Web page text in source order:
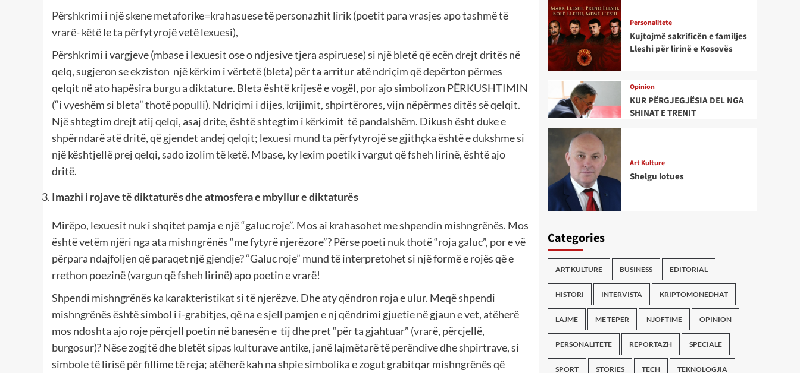
Përshkrimi i një skene metaforike=krahasuese të personazhit lirik (poetit para vrasjes apo tashmë të
vrarë- këtë le ta përfytyrojë vetë lexuesi),
Përshkrimi i vargjeve (mbase i lexuesit ose o ndjesive tjera aspiruese) si një bletë që ecën drejt dritës në
qelq, sugjeron se ekziston një kërkim i vërtetë (bleta) për ta arritur atë ndriçim që depërton përmes
qelqit në ato hapësira burgu a diktature. Bleta është krijesë e vogël, por ajo simbolizon PËRKUSHTIMIN
(“i vyeshëm si bleta” thotë populli). Ndriçimi i dijes, krijimit, shpirtërores, vijn nëpërmes ditës së qelqit.
Një shtegtim drejt atij qelqi, asaj drite, është shtegtim i kërkimit të pandalshëm. Dikush ësht duke e
shpërndarë atë dritë, që gjendet andej qelqit; lexuesi mund ta përfytyrojë se gjithçka është e dukshme si
një kështjellë prej qelqi, sado izolim të ketë. Mbase, ky lexim poetik i vargut që fsheh lirinë, është ajo
dritë.
Imazhi i rojave të diktaturës dhe atmosfera e mbyllur e diktaturës
Mirëpo, lexuesit nuk i shqitet pamja e një “galuc roje”. Mos ai krahasohet me shpendin mishngrënës. Mos
është vetëm njëri nga ata mishngrënës “me fytyrë njerëzore”? Përse poeti nuk thotë “roja galuc”, por e vë
përpara ndajfoljen që paraqet një gjendje? “Galuc roje” mund të interpretohet si një formë e rojës që e
rrethon poezinë (vargun që fsheh lirinë) apo poetin e vrarë!
Shpendi mishngrënës ka karakteristikat si të njerëzve. Dhe aty qëndron roja e ulur. Meqë shpendi
mishngrënës është simbol i i-grabitjes, që na e sjell pamjen e nj qëndrimi gjuetie në gjaun e vet, atëherë
mos ndoshta ajo roje përcjell poetin në banesën e tij dhe pret “për ta gjahtuar” (vrarë, përcjellë,
burgosur)? Nëse zogjtë dhe bletët sipas kulturave antike, janë lajmëtarë të perëndive dhe shpirtrave, si
simbole të lirisë për fillime të reja; atëherë kah na shpie simbolika e zogut grabitqar mishngrënës që
Personalitete
Kujtojmë sakrificën e familjes
Lleshi për lirinë e Kosovës
Opinion
KUR PËRGJEGJËSIA DEL NGA
SHINAT E TRENIT
Art Kulture
Shelgu lotues
Categories
ART KULTURE BUSINESS EDITORIAL
HISTORI INTERVISTA KRIPTOMONEDHAT
LAJME ME TEPER NJOFTIME OPINION
PERSONALITETE REPORTAZH SPECIALE
SPORT STORIES TECH TEKNOLOGJIA